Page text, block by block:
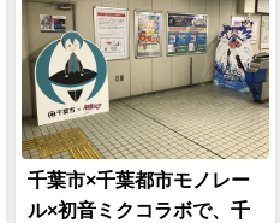
千葉市×千葉都市モノレー
ル×初音ミクコラボで、千